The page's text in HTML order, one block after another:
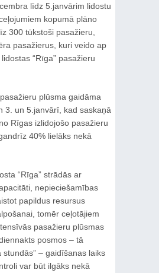
līdz 5.janvārim lidostu
kopumā plāno
300 tūkstoši pasažieru,
pasažierus, kuri veido ap
“Rīga” pasažieru
plūsma gaidāma
3. un 5.janvārī, kad saskaņā
Rīgas izlidojošo pasažieru
40% lielāks nekā
“Rīga” strādās ar
nepieciešamības
papildus resursus
tomēr ceļotājiem
pasažieru plūsmas
posmos – tā
stundās” – gaidīšanas laiks
var būt ilgāks nekā